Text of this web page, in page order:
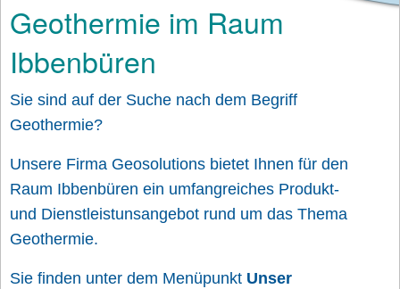
Geothermie im Raum
Ibbenbüren
Sie sind auf der Suche nach dem Begriff
Geothermie?
Unsere Firma Geosolutions bietet Ihnen für den
Raum Ibbenbüren ein umfangreiches Produkt-
und Dienstleistunsangebot rund um das Thema
Geothermie.
Sie finden unter dem Menüpunkt Unser